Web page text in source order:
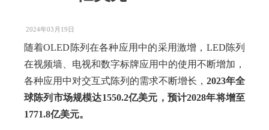
2024年03月19日
随着OLED陈列在各种应用中的采用激增，LED陈列
在视频墙、电视和数字标牌应用中的使用不断增加，
各种应用中对交互式陈列的需求不断增长， 2023年全
球陈列市场规模达1550.2亿美元，预计2028年将增至
1771.8亿美元。